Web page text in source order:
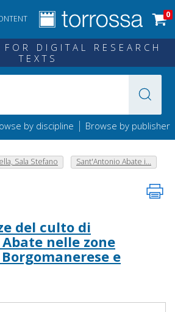
0
DIGITAL RESEARCH
TEXTS
by discipline | Browse by publisher
Sala Stefano Sant'Antonio Abate i...
del culto di
nelle zone
e